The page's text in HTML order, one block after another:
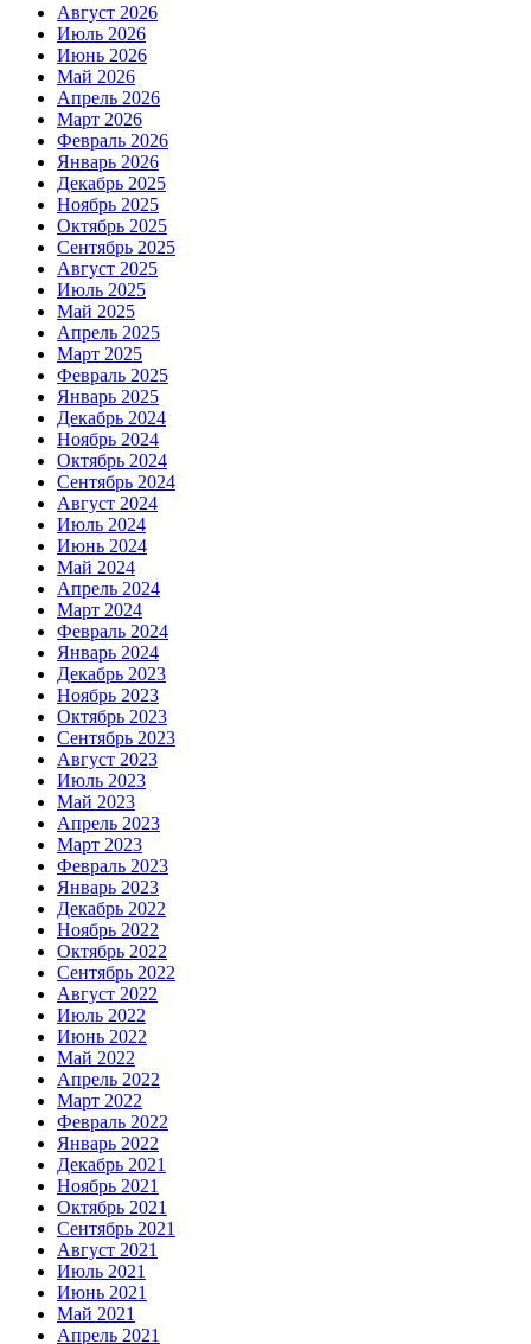
Август 2026
Июль 2026
Июнь 2026
Май 2026
Апрель 2026
Март 2026
Февраль 2026
Январь 2026
Декабрь 2025
Ноябрь 2025
Октябрь 2025
Сентябрь 2025
Август 2025
Июль 2025
Май 2025
Апрель 2025
Март 2025
Февраль 2025
Январь 2025
Декабрь 2024
Ноябрь 2024
Октябрь 2024
Сентябрь 2024
Август 2024
Июль 2024
Июнь 2024
Май 2024
Апрель 2024
Март 2024
Февраль 2024
Январь 2024
Декабрь 2023
Ноябрь 2023
Октябрь 2023
Сентябрь 2023
Август 2023
Июль 2023
Май 2023
Апрель 2023
Март 2023
Февраль 2023
Январь 2023
Декабрь 2022
Ноябрь 2022
Октябрь 2022
Сентябрь 2022
Август 2022
Июль 2022
Июнь 2022
Май 2022
Апрель 2022
Март 2022
Февраль 2022
Январь 2022
Декабрь 2021
Ноябрь 2021
Октябрь 2021
Сентябрь 2021
Август 2021
Июль 2021
Июнь 2021
Май 2021
Апрель 2021